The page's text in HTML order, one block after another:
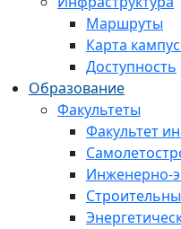
Маршруты
Карта
Доступность
Образование
Факультеты
Факультет
Инженерно-